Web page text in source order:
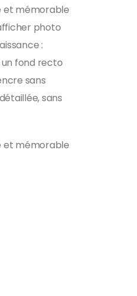
et mémorable
photo
:
un fond recto
sans
sans
et mémorable